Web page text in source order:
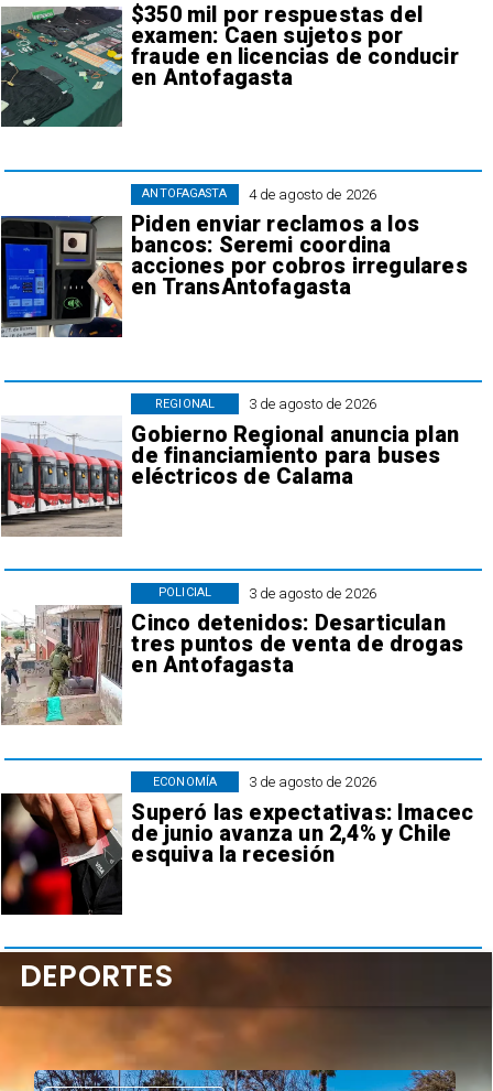
$350 mil por respuestas del
examen: Caen sujetos por
fraude en licencias de conducir
en Antofagasta
4 de agosto de 2026
Piden enviar reclamos a los
bancos: Seremi coordina
acciones por cobros irregulares
en TransAntofagasta
ANTOFAGASTA
3 de agosto de 2026
Gobierno Regional anuncia plan
de financiamiento para buses
eléctricos de Calama
REGIONAL
3 de agosto de 2026
Cinco detenidos: Desarticulan
tres puntos de venta de drogas
en Antofagasta
POLICIAL
3 de agosto de 2026
Superó las expectativas: Imacec
de junio avanza un 2,4% y Chile
esquiva la recesión
ECONOMÍA
DEPORTES